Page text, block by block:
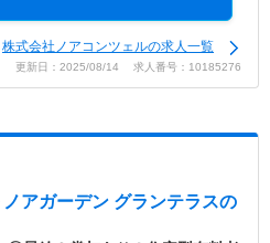
株式会社ノアコンツェルの求人一覧
更新日：2025/08/14 求人番号：10185276
アガーデン グランテラスの